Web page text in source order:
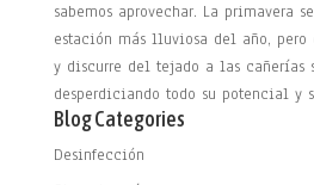
sabemos aprovechar. La primavera
estación más lluviosa del año,
y discurre del tejado a las cañerías
desperdiciando todo su potencial y
Blog Categories
Desinfección